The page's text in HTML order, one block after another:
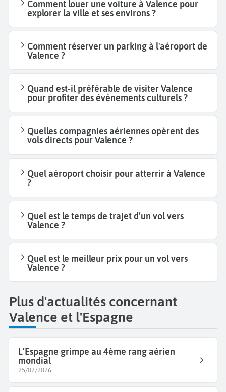
Comment louer une voiture à Valence pour
explorer la ville et ses environs ?
Comment réserver un parking à l'aéroport de
Valence ?
Quand est-il préférable de visiter Valence
pour profiter des événements culturels ?
Quelles compagnies aériennes opèrent des
vols directs pour Valence ?
Quel aéroport choisir pour atterrir à Valence
?
Quel est le temps de trajet d’un vol vers
Valence ?
Quel est le meilleur prix pour un vol vers
Valence ?
Plus d'actualités concernant
Valence et l'Espagne
L’Espagne grimpe au 4ème rang aérien
mondial
25/02/2026